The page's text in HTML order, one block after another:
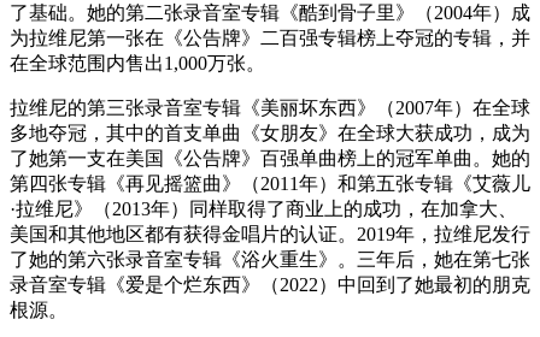
了基础。她的第二张录音室专辑《酷到骨子里》（2004年）成
为拉维尼第一张在《公告牌》二百强专辑榜上夺冠的专辑，并
在全球范围内售出1,000万张。
拉维尼的第三张录音室专辑《美丽坏东西》（2007年）在全球
多地夺冠，其中的首支单曲《女朋友》在全球大获成功，成为
了她第一支在美国《公告牌》百强单曲榜上的冠军单曲。她的
第四张专辑《再见摇篮曲》（2011年）和第五张专辑《艾薇儿
·拉维尼》（2013年）同样取得了商业上的成功，在加拿大、
美国和其他地区都有获得金唱片的认证。2019年，拉维尼发行
了她的第六张录音室专辑《浴火重生》。三年后，她在第七张
录音室专辑《爱是个烂东西》（2022）中回到了她最初的朋克
根源。